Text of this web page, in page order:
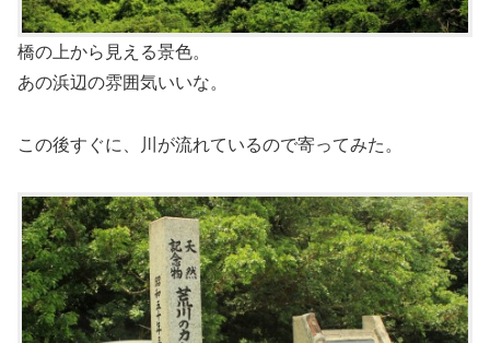
橋の上から見える景色。
あの浜辺の雰囲気いいな。
この後すぐに、川が流れているので寄ってみた。